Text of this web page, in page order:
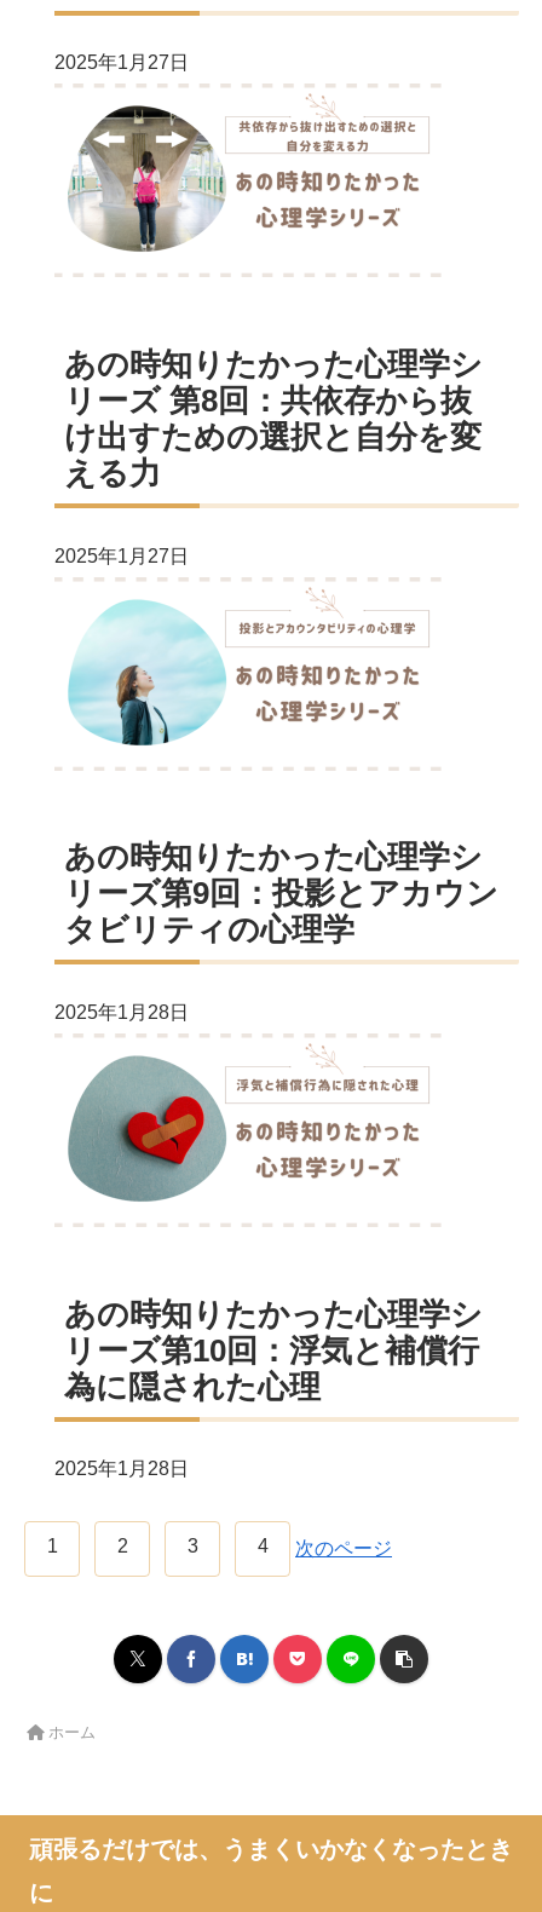
2025年1月27日
あの時知りたかった心理学シ
リーズ 第8回：共依存から抜
け出すための選択と自分を変
える力
2025年1月27日
あの時知りたかった心理学シ
リーズ第9回：投影とアカウン
タビリティの心理学
2025年1月28日
あの時知りたかった心理学シ
リーズ第10回：浮気と補償行
為に隠された心理
2025年1月28日
1 2 3 4 次のページ
ホーム
頑張るだけでは、うまくいかなくなったとき
に